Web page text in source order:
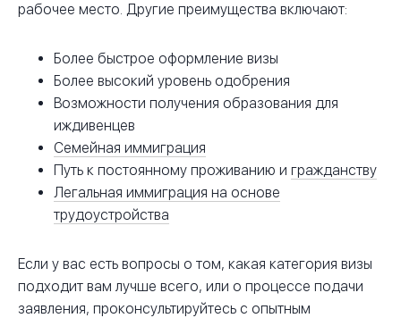
рабочее место. Другие преимущества включают:
Более быстрое оформление визы
Более высокий уровень одобрения
Возможности получения образования для
иждивенцев
Семейная иммиграция
Путь к постоянному проживанию и гражданству
Легальная иммиграция на основе
трудоустройства
Если у вас есть вопросы о том, какая категория визы
подходит вам лучше всего, или о процессе подачи
заявления, проконсультируйтесь с опытным